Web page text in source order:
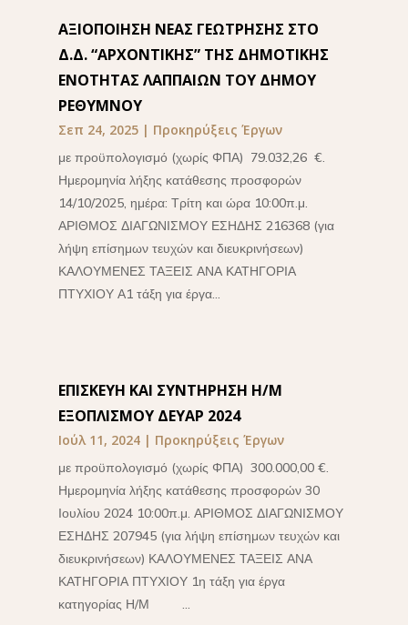
ΑΞΙΟΠΟΙΗΣΗ ΝΕΑΣ ΓΕΩΤΡΗΣΗΣ ΣΤΟ
Δ.Δ. “ΑΡΧΟΝΤΙΚΗΣ” ΤΗΣ ΔΗΜΟΤΙΚΗΣ
ΕΝΟΤΗΤΑΣ ΛΑΠΠΑΙΩΝ ΤΟΥ ΔΗΜΟΥ
ΡΕΘΥΜΝΟΥ
Σεπ 24, 2025| Προκηρύξεις Έργων
με προϋπολογισμό (χωρίς ΦΠΑ) 79.032,26 €.
Ημερομηνία λήξης κατάθεσης προσφορών
14/10/2025, ημέρα: Τρίτη και ώρα 10:00π.μ.
ΑΡΙΘΜΟΣ ΔΙΑΓΩΝΙΣΜΟΥ ΕΣΗΔΗΣ 216368 (για
λήψη επίσημων τευχών και διευκρινήσεων)
ΚΑΛΟΥΜΕΝΕΣ ΤΑΞΕΙΣ ΑΝΑ ΚΑΤΗΓΟΡΙΑ
ΠΤΥΧΙΟΥ Α1 τάξη για έργα...
ΕΠΙΣΚΕΥΗ ΚΑΙ ΣΥΝΤΗΡΗΣΗ Η/Μ
ΕΞΟΠΛΙΣΜΟΥ ΔΕΥΑΡ 2024
Ιούλ 11, 2024| Προκηρύξεις Έργων
με προϋπολογισμό (χωρίς ΦΠΑ) 300.000,00 €.
Ημερομηνία λήξης κατάθεσης προσφορών 30
Ιουλίου 2024 10:00π.μ. ΑΡΙΘΜΟΣ ΔΙΑΓΩΝΙΣΜΟΥ
ΕΣΗΔΗΣ 207945 (για λήψη επίσημων τευχών και
διευκρινήσεων) ΚΑΛΟΥΜΕΝΕΣ ΤΑΞΕΙΣ ΑΝΑ
ΚΑΤΗΓΟΡΙΑ ΠΤΥΧΙΟΥ 1η τάξη για έργα
κατηγορίας Η/Μ ...